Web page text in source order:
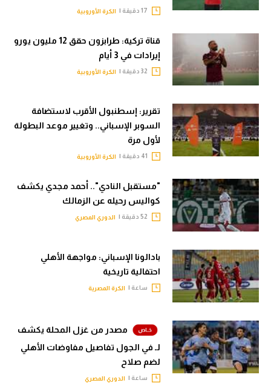
الكرة الأوروبية
قناة تركية: طرابزون حقق 12 مليون يورو
إيرادات في 3 أيام
الكرة الأوروبية
تقرير: إسطنبول الأقرب لاستضافة
السوبر الإسباني.. وتغيير موعد البطولة
لأول مرة
الكرة الأوروبية
"مستقبل النادي".. أحمد مجدي يكشف
كواليس رحيله عن الزمالك
الدوري المصري
بادالونا الإسباني: مواجهة الأهلي
احتفالية تاريخية
ساعة | الكرة المصرية
مصدر من غزل المحلة يكشف
لـ في الجول تفاصيل مفاوضات الأهلي
لضم صلاح
ساعة | الدوري المصري